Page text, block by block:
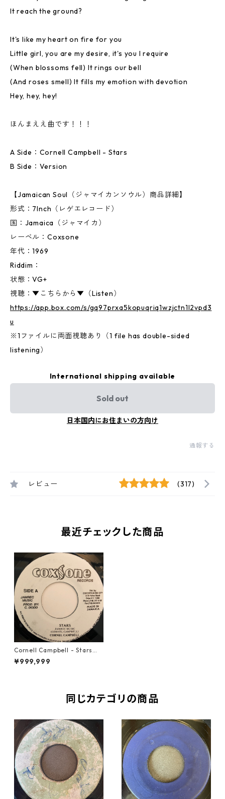
It reach the ground?
It's like my heart on fire for you
Little girl, you are my desire, it's you I require
(When blossoms fell) It rings our bell
(And roses smell) It fills my emotion with devotion
Hey, hey, hey!
ほんまええ曲です！！！
A Side：Cornell Campbell - Stars
B Side：Version
【Jamaican Soul（ジャマイカンソウル）商品詳細】
形式：7Inch（レゲエレコード）
国：Jamaica（ジャマイカ）
レーベル：Coxsone
年代：1969
Riddim：
状態：VG+
視聴：▼こちらから▼（Listen）
https://app.box.com/s/gq97prxa5kopuqriq1wzjctn1l2vpd3
u
※1ファイルに両面視聴あり（1 file has double-sided
listening）
International shipping available
Sold out
日本国内にお住まいの方向け
通報する
レビュー (317)
最近チェックした商品
Cornell Campbell - Stars【7
-20349】
¥999,999
同じカテゴリの商品